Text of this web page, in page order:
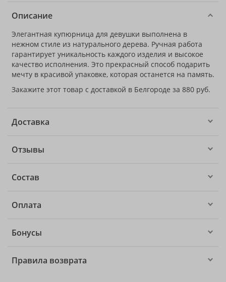
Описание
Элегантная купюрница для девушки выполнена в
нежном стиле из натурального дерева. Ручная работа
гарантирует уникальность каждого изделия и высокое
качество исполнения. Это прекрасный способ подарить
мечту в красивой упаковке, которая останется на память.
Закажите этот товар с доставкой в Белгороде за 880 руб.
Доставка
Отзывы
Состав
Оплата
Бонусы
Правила возврата